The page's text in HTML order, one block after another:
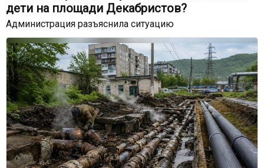
дети на площади Декабристов?
Администрация разъяснила ситуацию